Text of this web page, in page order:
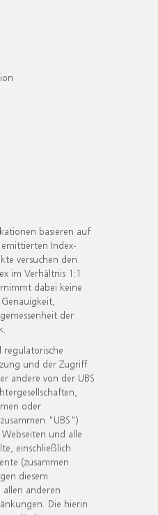
basieren auf
Index-
versuchen den
im Verhältnis 1:1
dabei keine
der
und der Zugriff
andere von der UBS
oder
"UBS")
und alle
einschließlich
(zusammen
diesem
allen anderen
Die hierin